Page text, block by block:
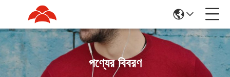
পণ্যের বিবরণ